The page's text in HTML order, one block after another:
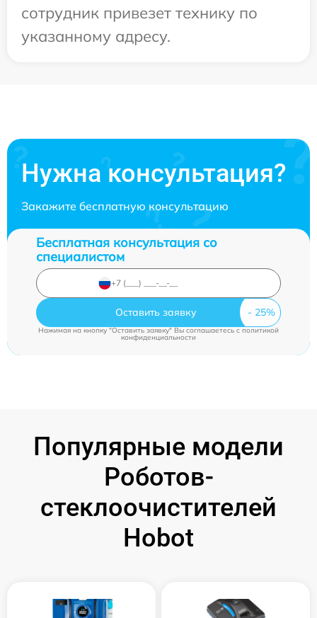
сотрудник привезет технику по
указанному адресу.
Нужна консультация?
Закажите бесплатную консультацию
Бесплатная консультация со
специалистом
Оставить заявку
Нажимая на кнопку "Оставить заявку" Вы соглашаетесь cполитикой
конфиденциальности
Популярные модели
Роботов-
стеклоочистителей
Hobot